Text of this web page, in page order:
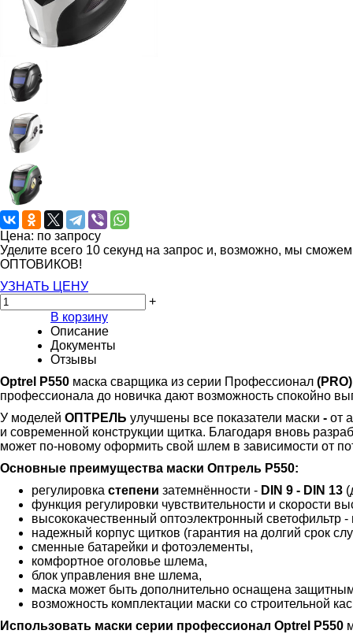
Цена: по запросу
Уделите всего 10 секунд на запрос и, возможно, мы
ОПТОВИКОВ!
УЗНАТЬ ЦЕНУ
+
В корзину
Описание
Документы
Отзывы
Optrel P550 маска сварщика из серии Профессионал (PRO)
профессионала до новичка дают возможность спокойно
У моделей ОПТРЕЛЬ улучшены все показатели маски - от
и современной конструкции щитка. Благодаря вновь
может по-новому оформить свой шлем в зависимости от
Основные преимущества маски Оптрель Р550:
регулировка степени затемнённости - DIN 9 - DIN 13
функция регулировки чувствительности и скорости
высококачественный оптоэлектронный светофильтр
надежный корпус щитков (гарантия на долгий срок
сменные батарейки и фотоэлементы,
комфортное оголовье шлема,
блок управления вне шлема,
маска может быть дополнительно оснащена
возможность комплектации маски со строительной
Использовать маски серии профессионал Optrel P550